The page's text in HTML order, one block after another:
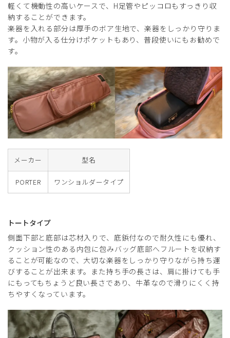
軽くて機動性の高いケースで、H足管やピッコロもすっきり収
納することができます。
楽器を入れる部分は厚手のボア生地で、楽器をしっかり守りま
す。小物が入る仕分けポケットもあり、普段使いにもお勧めで
す。
メーカー 型名
PORTER ワンショルダータイプ
トートタイプ
側面下部と底部は芯材入りで、底鋲付なので耐久性にも優れ、
クッション性のある内包に包みバッグ底部へフルートを収納す
ることが可能なので、大切な楽器をしっかり守りながら持ち運
びすることが出来ます。また持ち手の長さは、肩に掛けても手
にもってもちょうど良い長さであり、牛革なので滑りにくく持
ちやすくなっています。